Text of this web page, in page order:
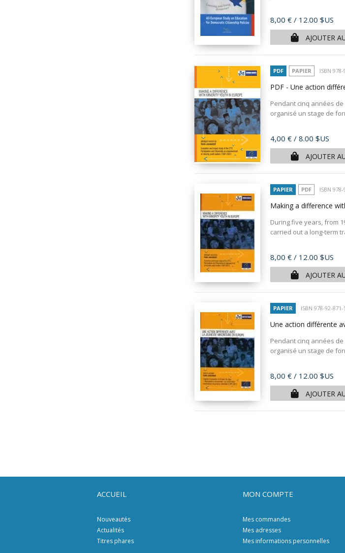
Prix
8,00 € / 12.00 $US
AJOUTER
PDF PAPIER ISBN
PDF - Une action
Pendant cinq années de
organisé un stage de
Prix
4,00 € / 8.00 $US
AJOUTER
PAPIER PDF ISBN
Making a difference
During five years, from
carried out a long-term
Prix
8,00 € / 12.00 $US
AJOUTER
PAPIER ISBN 978-92-871-
Une action différente
Pendant cinq années de
organisé un stage de
Prix
8,00 € / 12.00 $US
AJOUTER
ACCUEIL
Nouveautés
Actualités
Titres phares
MON COMPTE
Mes commandes
Mes adresses
Mes informations personnelles